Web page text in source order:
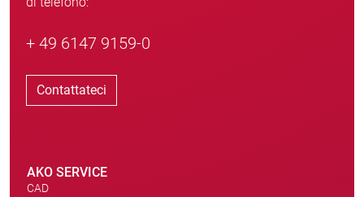
+ 49 6147 9159-0
Contattateci
AKO SERVICE
CAD